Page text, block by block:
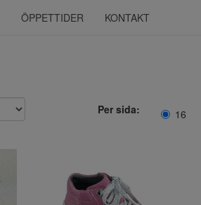
ÖPPETTIDER KONTAKT
Per sida: 16